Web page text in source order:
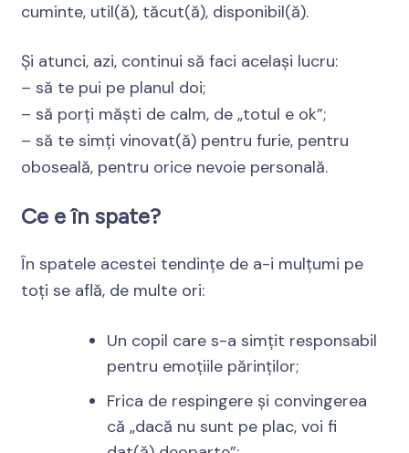
cuminte, util(ă), tăcut(ă), disponibil(ă).
Și atunci, azi, continui să faci același lucru:
– să te pui pe planul doi;
– să porți măști de calm, de „totul e ok”;
– să te simți vinovat(ă) pentru furie, pentru
oboseală, pentru orice nevoie personală.
Ce e în spate?
În spatele acestei tendințe de a-i mulțumi pe
toți se află, de multe ori:
Un copil care s-a simțit responsabil
pentru emoțiile părinților;
Frica de respingere și convingerea
că „dacă nu sunt pe plac, voi fi